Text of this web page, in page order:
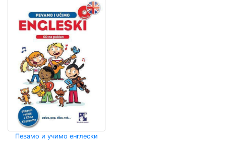
Певамо и учимо енглески